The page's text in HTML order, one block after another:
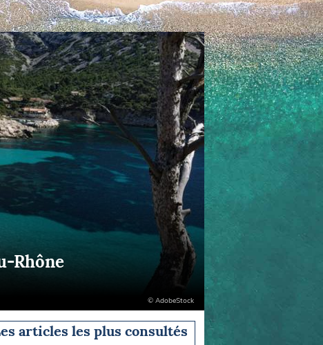
Rhône
© AdobeStock
articles les plus consultés